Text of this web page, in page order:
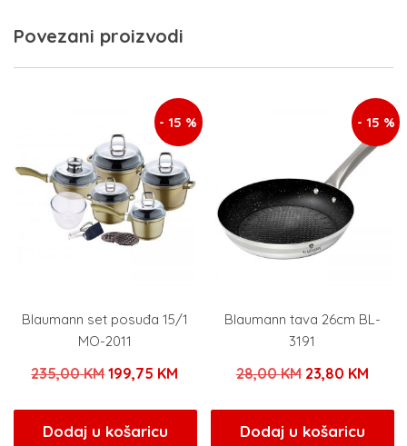
Povezani proizvodi
- 15 %
Blaumann set posuđa 15/1
MO-2011
235,00KMIzvorna
bila
199,75 KM Trenutna
Dodaj u košaricu
- 15 %
Blaumann tava 26cm BL-
3191
28,00KM Izvorna
bila
23,80 KM
Dodaj u košaricu